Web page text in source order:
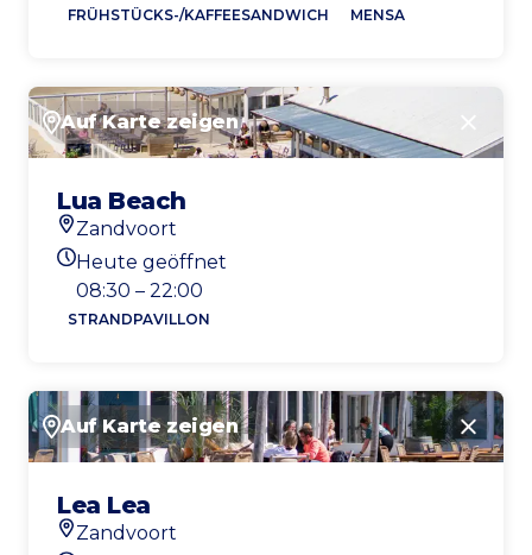
FRÜHSTÜCKS-/KAFFEESANDWICH MENSA
Auf Karte zeigen
Lua Beach
Standort
Zandvoort
Heutigen Öffnungszeiten
Heute geöffnet
08:30 – 22:00
STRANDPAVILLON
Auf Karte zeigen
Lea Lea
Zandvoort